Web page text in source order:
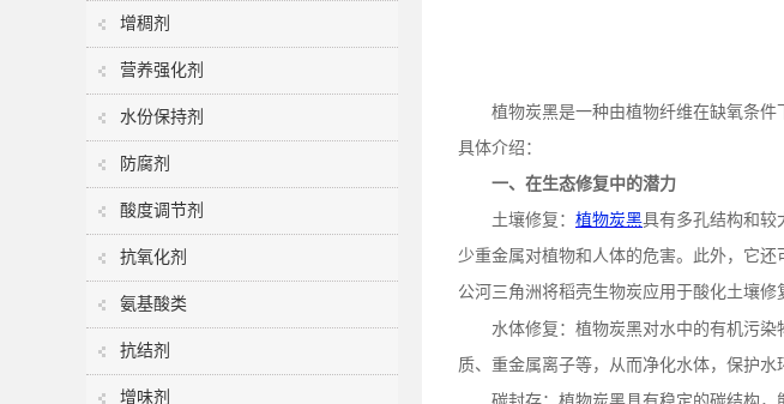
增稠剂
营养强化剂
水份保持剂
防腐剂
酸度调节剂
抗氧化剂
氨基酸类
抗结剂
增味剂
植物炭黑是一种由植物纤维在缺氧条
具体介绍：
一、在生态修复中的潜力
土壤修复： 植物炭黑具有多孔结构和较
少重金属对植物和人体的危害。此外，它
公河三角洲将稻壳生物炭应用于酸化土壤修
水体修复：植物炭黑对水中的有机污
质、重金属离子等，从而净化水体，保护水